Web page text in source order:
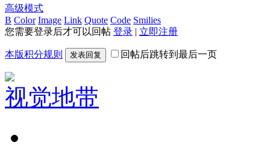
高级模式
B Color Image Link Quote Code Smilies
您需要登录后才可以回帖 登录 | 立即注册
本版积分规则 发表回复 回帖后跳转到最后一页
视觉地带